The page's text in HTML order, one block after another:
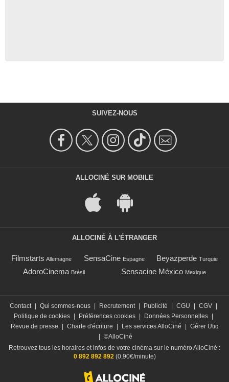
SUIVEZ-NOUS
ALLOCINÉ SUR MOBILE
ALLOCINÉ À L'ÉTRANGER
Filmstarts Allemagne SensaCine Espagne Beyazperde Turquie
AdoroCinema Brésil Sensacine México Mexique
Contact | Qui sommes-nous | Recrutement | Publicité | CGU | CGV |
Politique de cookies | Préférences cookies | Données Personnelles |
Revue de presse
| Charte d'écriture | Les services AlloCiné | Gérer Utiq
| ©AlloCiné
Retrouvez tous les horaires et infos de votre cinéma sur le numéro AlloCiné :
0 892 892 892 (0,90€/minute)